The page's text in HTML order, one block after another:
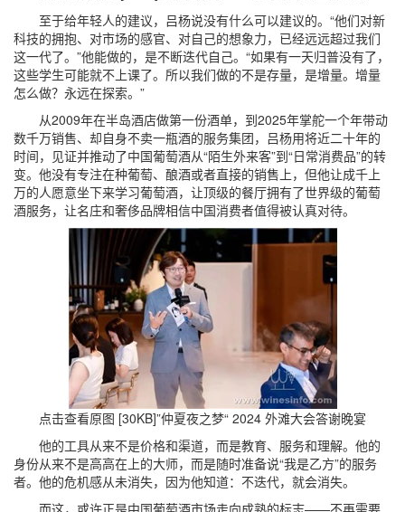
至于给年轻人的建议，吕杨说没有什么可以建议的。“他们对新
科技的拥抱、对市场的感官、对自己的想象力，已经远远超过我们
这一代了。”他能做的，是不断迭代自己。“如果有一天归普没有了，
这些学生可能就不上课了。所以我们做的不是存量，是增量。增量
怎么做？永远在探索。”
从2009年在半岛酒店做第一份酒单，到2025年掌舵一个年带动
数千万销售、却自身不卖一瓶酒的服务集团，吕杨用将近二十年的
时间，见证并推动了中国葡萄酒从“陌生外来客”到“日常消费品”的转
变。他没有专注在种葡萄、酿酒或者直接的销售上，但他让成千上
万的人愿意坐下来学习葡萄酒，让顶级的餐厅拥有了世界级的葡萄
酒服务，让名庄和奢侈品牌相信中国消费者值得被认真对待。
点击查看原图 [30KB]”仲夏夜之梦“ 2024 外滩大会答谢晚宴
他的工具从来不是价格和渠道，而是教育、服务和理解。他的
身份从来不是高高在上的大师，而是随时准备说“我是乙方”的服务
者。他的危机感从未消失，因为他知道：不迭代，就会消失。
而这，或许正是中国葡萄酒市场走向成熟的标志——不再需要